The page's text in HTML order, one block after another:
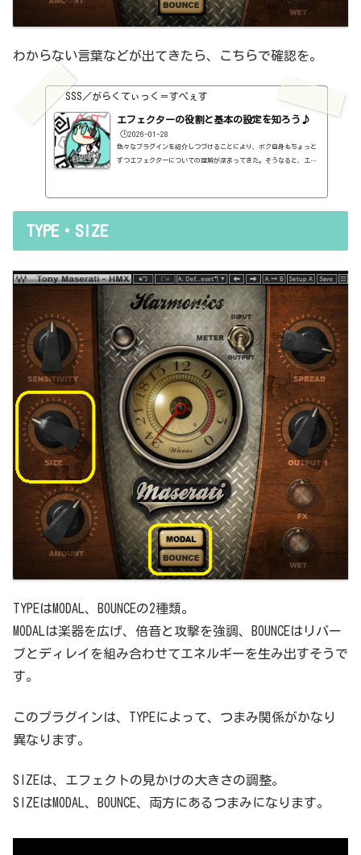
わからない言葉などが出てきたら、こちらで確認を。
SSS／がらくてぃっく＝すぺぇす
エフェクターの役割と基本の設定を知ろう♪
🕒️2026-01-28
色々なプラグインを紹介しつづけることにより、ボク自身もちょっと
ずつエフェクターについての理解が深まってきた。そうなると、エフ
TYPE・SIZE
TYPEはMODAL、BOUNCEの2種類。
MODALは楽器を広げ、倍音と攻撃を強調、BOUNCEはリバー
ブとディレイを組み合わせてエネルギーを生み出すそうで
す。
このプラグインは、TYPEによって、つまみ関係がかなり
異なります。
SIZEは、エフェクトの見かけの大きさの調整。
SIZEはMODAL、BOUNCE、両方にあるつまみになります。